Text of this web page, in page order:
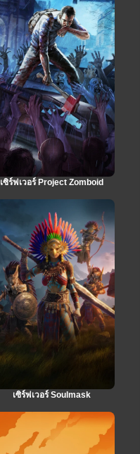
เซิร์ฟเวอร์ Project Zomboid
เซิร์ฟเวอร์ Soulmask